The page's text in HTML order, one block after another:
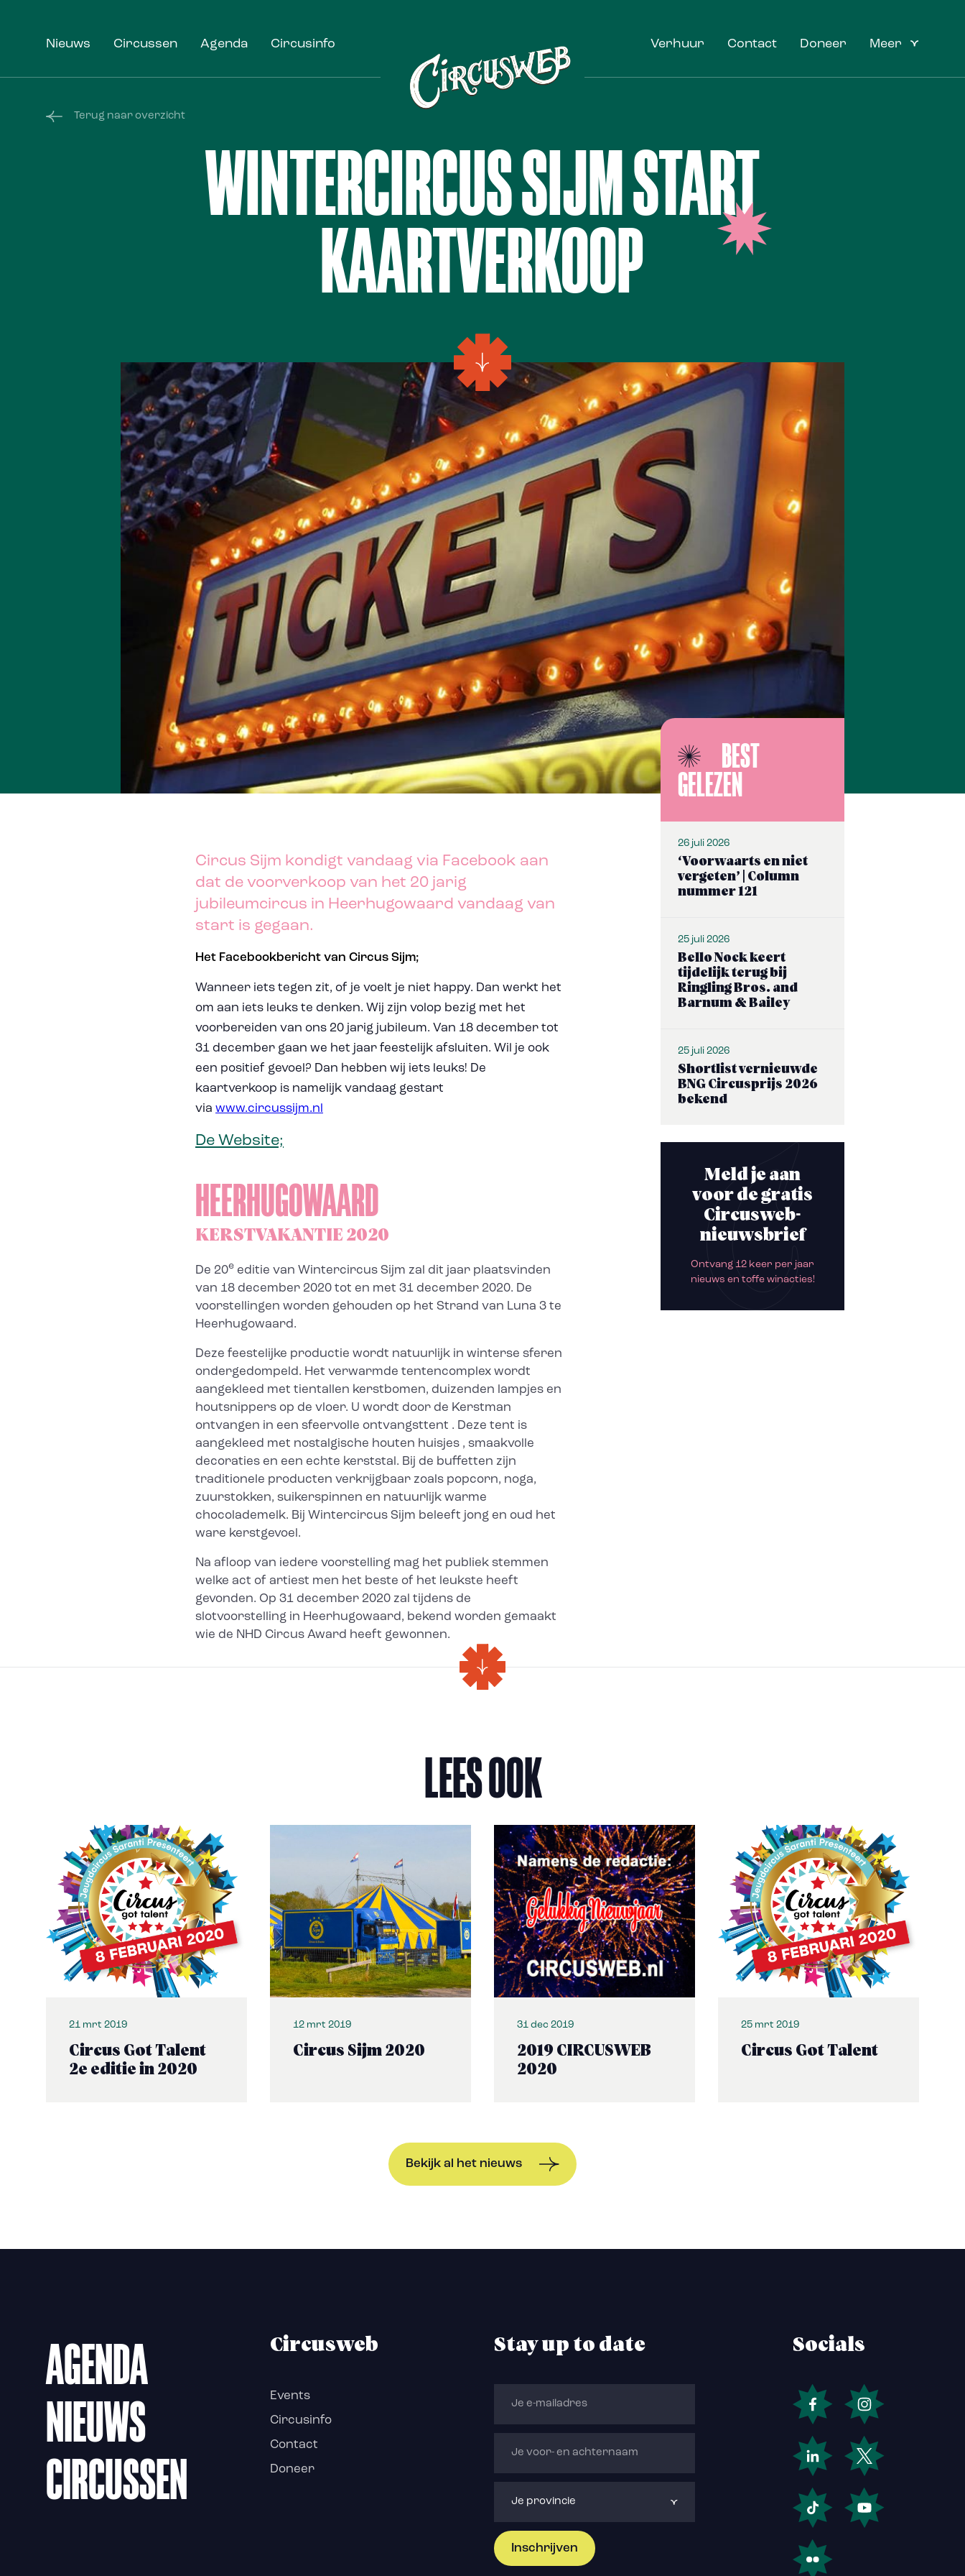
Nieuws Circussen Agenda Circusinfo Verhuur Contact Doneer Meer
Terug naar overzicht
WINTERCIRCUS SIJM START
KAARTVERKOOP
Circus Sijm kondigt vandaag via Facebook aan
dat de voorverkoop van het 20 jarig
jubileumcircus in Heerhugowaard vandaag van
start is gegaan.
Het Facebookbericht van Circus Sijm;
Wanneer iets tegen zit, of je voelt je niet happy. Dan werkt het
om aan iets leuks te denken. Wij zijn volop bezig met het
voorbereiden van ons 20 jarig jubileum. Van 18 december tot
31 december gaan we het jaar feestelijk afsluiten. Wil je ook
een positief gevoel? Dan hebben wij iets leuks! De
kaartverkoop is namelijk vandaag gestart
via www.circussijm.nl
De Website;
HEERHUGOWAARD
KERSTVAKANTIE 2020
De 20e editie van Wintercircus Sijm zal dit jaar plaatsvinden
van 18 december 2020 tot en met 31 december 2020. De
voorstellingen worden gehouden op het Strand van Luna 3 te
Heerhugowaard.
Deze feestelijke productie wordt natuurlijk in winterse sferen
ondergedompeld. Het verwarmde tentencomplex wordt
aangekleed met tientallen kerstbomen, duizenden lampjes en
houtsnippers op de vloer. U wordt door de Kerstman
ontvangen in een sfeervolle ontvangsttent . Deze tent is
aangekleed met nostalgische houten huisjes , smaakvolle
decoraties en een echte kerststal. Bij de buffetten zijn
traditionele producten verkrijgbaar zoals popcorn, noga,
zuurstokken, suikerspinnen en natuurlijk warme
chocolademelk. Bij Wintercircus Sijm beleeft jong en oud het
ware kerstgevoel.
Na afloop van iedere voorstelling mag het publiek stemmen
welke act of artiest men het beste of het leukste heeft
gevonden. Op 31 december 2020 zal tijdens de
slotvoorstelling in Heerhugowaard, bekend worden gemaakt
wie de NHD Circus Award heeft gewonnen.
BEST
GELEZEN
26 juli 2026
‘Voorwaarts en niet
vergeten’ | Column
nummer 121
25 juli 2026
Bello Nock keert
tijdelijk terug bij
Ringling Bros. and
Barnum & Bailey
25 juli 2026
Shortlist vernieuwde
BNG Circusprijs 2026
bekend
Meld je aan
voor de gratis
Circusweb-
nieuwsbrief
Ontvang 12 keer per jaar
nieuws en toffe winacties!
LEES OOK
21 mrt 2019
Circus Got Talent
2e editie in 2020
12 mrt 2019
Circus Sijm 2020
31 dec 2019
2019 CIRCUSWEB
2020
25 mrt 2019
Circus Got Talent
Bekijk al het nieuws
AGENDA
NIEUWS
CIRCUSSEN
Circusweb
Events
Circusinfo
Contact
Doneer
Stay up to date Socials